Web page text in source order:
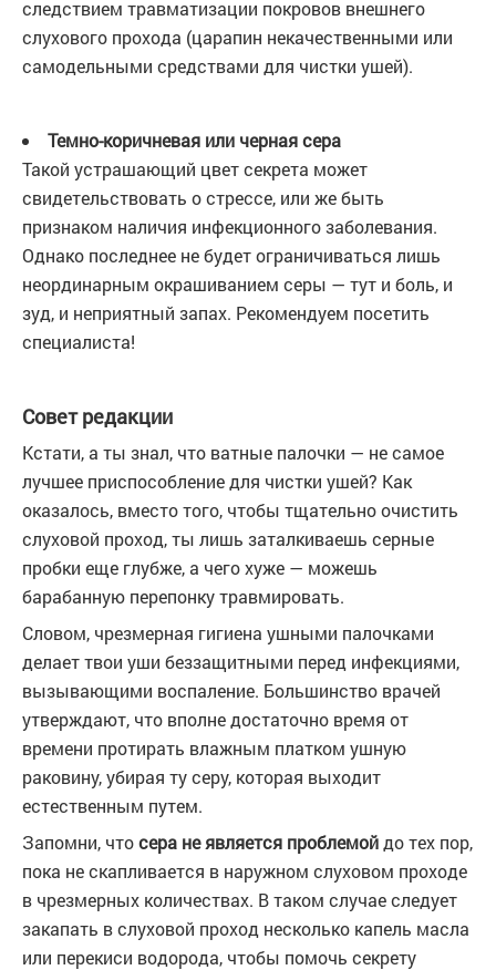
следствием травматизации покровов внешнего
слухового прохода (царапин некачественными или
самодельными средствами для чистки ушей).
Темно-коричневая или черная сера
Такой устрашающий цвет секрета может
свидетельствовать о стрессе, или же быть
признаком наличия инфекционного заболевания.
Однако последнее не будет ограничиваться лишь
неординарным окрашиванием серы — тут и боль, и
зуд, и неприятный запах. Рекомендуем посетить
специалиста!
Совет редакции
Кстати, а ты знал, что ватные палочки — не самое
лучшее приспособление для чистки ушей? Как
оказалось, вместо того, чтобы тщательно очистить
слуховой проход, ты лишь заталкиваешь серные
пробки еще глубже, а чего хуже — можешь
барабанную перепонку травмировать.
Словом, чрезмерная гигиена ушными палочками
делает твои уши беззащитными перед инфекциями,
вызывающими воспаление. Большинство врачей
утверждают, что вполне достаточно время от
времени протирать влажным платком ушную
раковину, убирая ту серу, которая выходит
естественным путем.
Запомни, чтосера не является проблемойдо тех пор,
пока не скапливается в наружном слуховом проходе
в чрезмерных количествах. В таком случае следует
закапать в слуховой проход несколько капель масла
или перекиси водорода, чтобы помочь секрету